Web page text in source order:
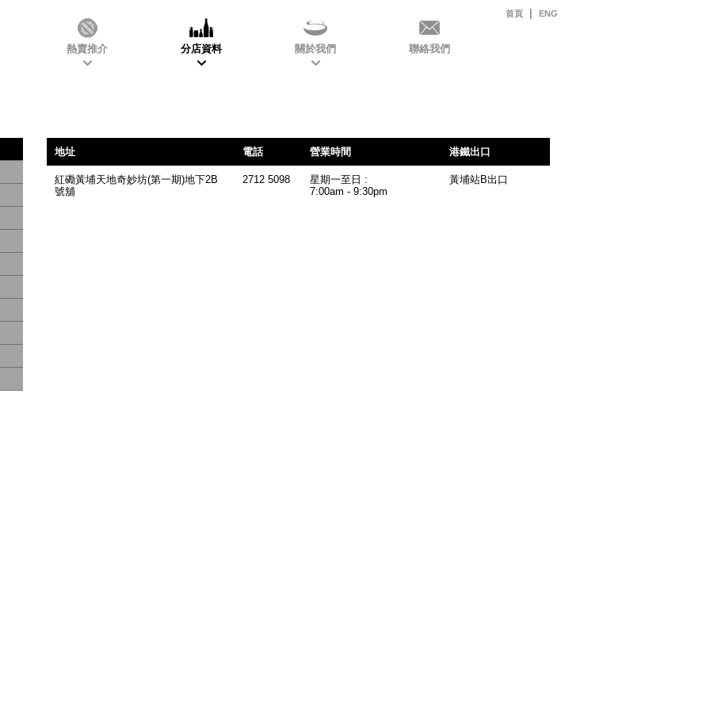
首頁 ENG
熱賣推介 分店資料 關於我們 聯絡我們
地址 電話 營業時間 港鐵出口
紅磡黃埔天地奇妙坊(第一期)地下2B
號舖
2712 5098
星期一至日 :
7:00am - 9:30pm
黃埔站B出口